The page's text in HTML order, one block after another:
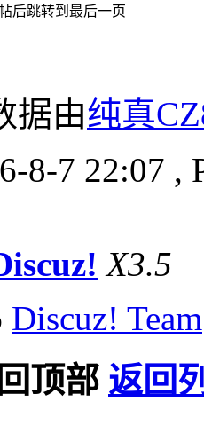
后跳转到最后一页
据由纯真
8-7 22:07 ,
X3.5
Discuz! Team
顶部 返回